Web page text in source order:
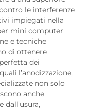
le interferenze
impiegati nella
mini computer
e tecniche
di ottenere
dei
l’anodizzazione,
non solo
anche
dall’usura,